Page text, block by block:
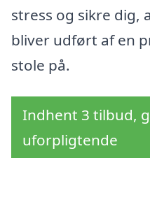
stress og sikre dig,
bliver udført af en
stole på.
Indhent 3 tilbud,
uforpligtende